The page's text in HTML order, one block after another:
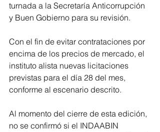
turnada a la Secretaría Anticorrupción
y Buen Gobierno para su revisión.
Con el fin de evitar contrataciones por
encima de los precios de mercado, el
instituto alista nuevas licitaciones
previstas para el día 28 del mes,
conforme al escenario descrito.
Al momento del cierre de esta edición,
no se confirmó si el INDAABIN